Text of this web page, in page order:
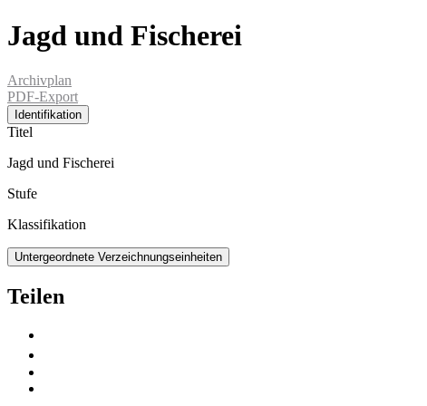
Jagd und Fischerei
Archivplan
PDF-Export
Identifikation
Titel
Jagd und Fischerei
Stufe
Klassifikation
Untergeordnete Verzeichnungseinheiten
Teilen